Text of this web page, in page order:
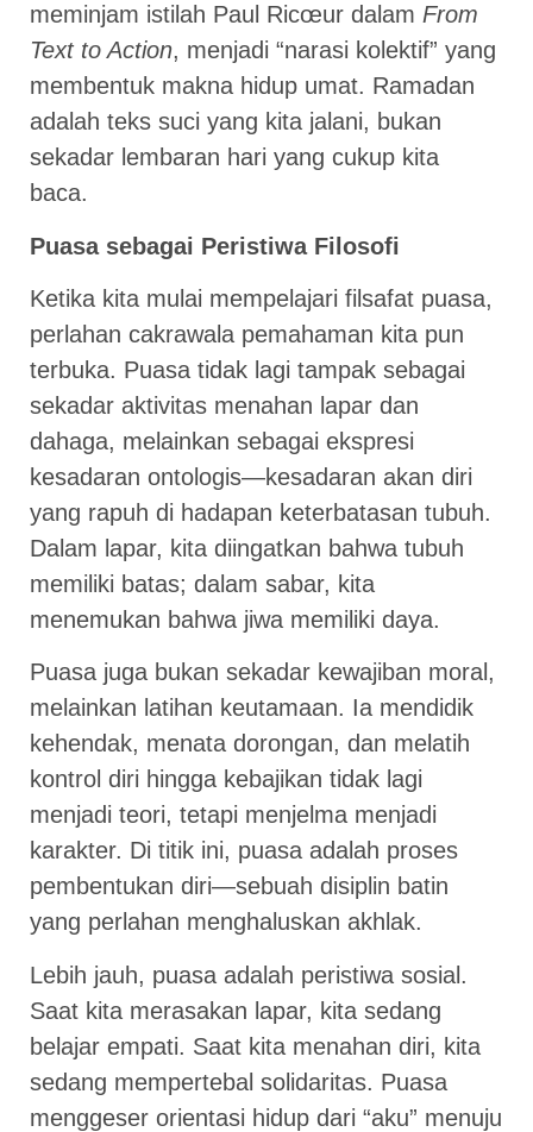
meminjam istilah Paul Ricœur dalam From
Text to Action, menjadi “narasi kolektif” yang
membentuk makna hidup umat. Ramadan
adalah teks suci yang kita jalani, bukan
sekadar lembaran hari yang cukup kita
baca.
Puasa sebagai Peristiwa Filosofi
Ketika kita mulai mempelajari filsafat puasa,
perlahan cakrawala pemahaman kita pun
terbuka. Puasa tidak lagi tampak sebagai
sekadar aktivitas menahan lapar dan
dahaga, melainkan sebagai ekspresi
kesadaran ontologis—kesadaran akan diri
yang rapuh di hadapan keterbatasan tubuh.
Dalam lapar, kita diingatkan bahwa tubuh
memiliki batas; dalam sabar, kita
menemukan bahwa jiwa memiliki daya.
Puasa juga bukan sekadar kewajiban moral,
melainkan latihan keutamaan. Ia mendidik
kehendak, menata dorongan, dan melatih
kontrol diri hingga kebajikan tidak lagi
menjadi teori, tetapi menjelma menjadi
karakter. Di titik ini, puasa adalah proses
pembentukan diri—sebuah disiplin batin
yang perlahan menghaluskan akhlak.
Lebih jauh, puasa adalah peristiwa sosial.
Saat kita merasakan lapar, kita sedang
belajar empati. Saat kita menahan diri, kita
sedang mempertebal solidaritas. Puasa
menggeser orientasi hidup dari “aku” menuju